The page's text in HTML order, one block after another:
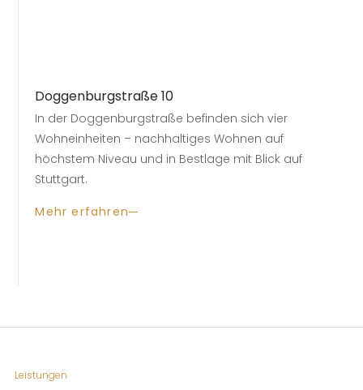
Doggenburgstraße 10
In der Doggenburgstraße befinden sich vier
Wohneinheiten – nachhaltiges Wohnen auf
höchstem Niveau und in Bestlage mit Blick auf
Stuttgart.
Mehr erfahren
Leistungen